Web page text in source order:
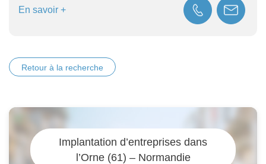
En savoir +
Retour à la recherche
Implantation d’entreprises dans
l’Orne (61) – Normandie